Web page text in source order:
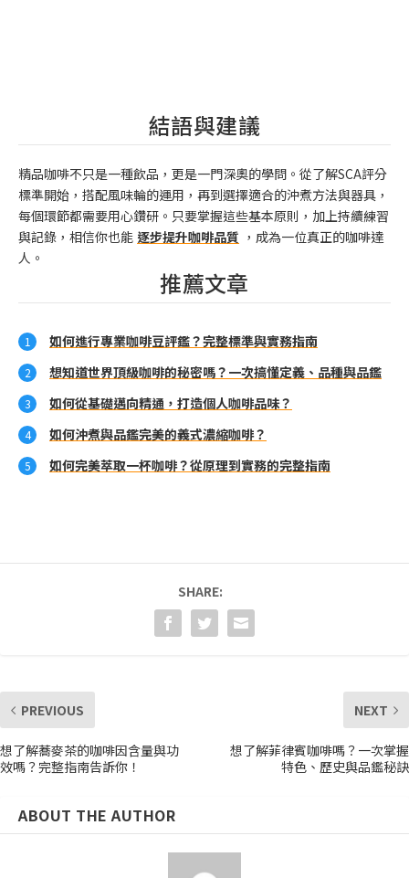
結語與建議
精品咖啡不只是一種飲品，更是一門深奧的學問。從了解SCA評分
標準開始，搭配風味輪的運用，再到選擇適合的沖煮方法與器具，
每個環節都需要用心鑽研。只要掌握這些基本原則，加上持續練習
與記錄，相信你也能 逐步提升咖啡品質 ，成為一位真正的咖啡達
人。
推薦文章
如何進行專業咖啡豆評鑑？完整標準與實務指南
想知道世界頂級咖啡的秘密嗎？一次搞懂定義、品種與品鑑
如何從基礎邁向精通，打造個人咖啡品味？
如何沖煮與品鑑完美的義式濃縮咖啡？
如何完美萃取一杯咖啡？從原理到實務的完整指南
SHARE:
PREVIOUS
想了解蕎麥茶的咖啡因含量與功
效嗎？完整指南告訴你！
NEXT
想了解菲律賓咖啡嗎？一次掌握
特色、歷史與品鑑秘訣
ABOUT THE AUTHOR